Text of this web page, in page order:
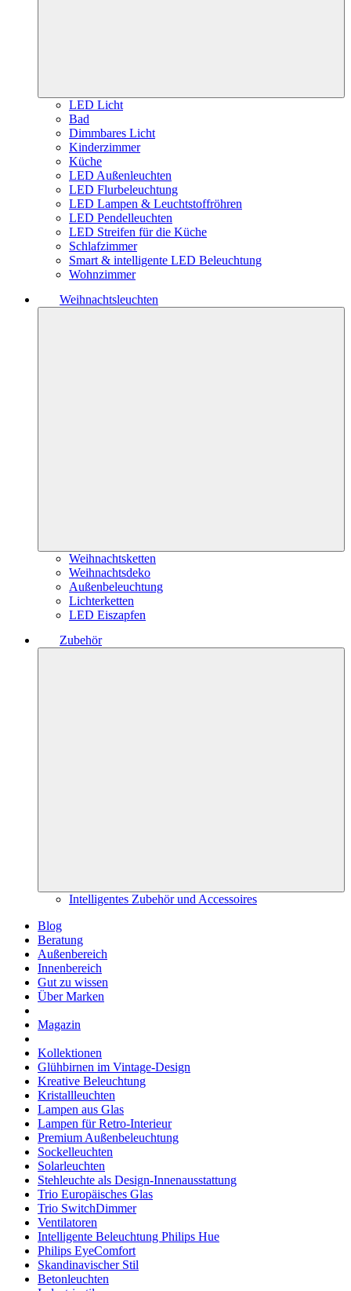
LED Licht
Bad
Dimmbares Licht
Kinderzimmer
Küche
LED Außenleuchten
LED Flurbeleuchtung
LED Lampen & Leuchtstoffröhren
LED Pendelleuchten
LED Streifen für die Küche
Schlafzimmer
Smart & intelligente LED Beleuchtung
Wohnzimmer
Weihnachtsleuchten
Weihnachtsketten
Weihnachtsdeko
Außenbeleuchtung
Lichterketten
LED Eiszapfen
Zubehör
Intelligentes Zubehör und Accessoires
Blog
Beratung
Außenbereich
Innenbereich
Gut zu wissen
Über Marken
Magazin
Kollektionen
Glühbirnen im Vintage-Design
Kreative Beleuchtung
Kristallleuchten
Lampen aus Glas
Lampen für Retro-Interieur
Premium Außenbeleuchtung
Sockelleuchten
Solarleuchten
Stehleuchte als Design-Innenausstattung
Trio Europäisches Glas
Trio SwitchDimmer
Ventilatoren
Intelligente Beleuchtung Philips Hue
Philips EyeComfort
Skandinavischer Stil
Betonleuchten